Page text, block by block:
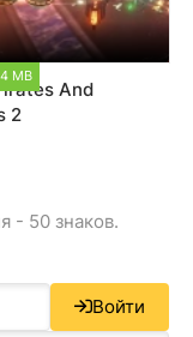
MB
And
2
- 50 знаков.
Войти